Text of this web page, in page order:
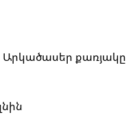
քառյակը